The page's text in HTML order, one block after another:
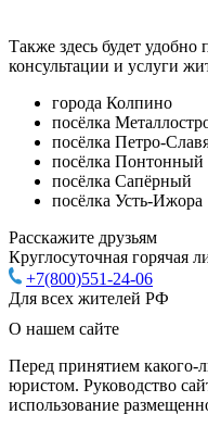
Также здесь будет
консультации и услуги
города Колпино
посёлка
посёлка Петро-
посёлка Понтонный
посёлка Сапёрный
посёлка Усть-Ижора
Расскажите друзьям
Круглосуточная горячая
+7(800)551-24-06
Для всех жителей РФ
О нашем сайте
Перед принятием какого-
юристом. Руководство
использование